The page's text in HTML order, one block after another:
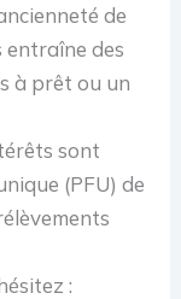
de
des
à prêt ou un
sont
(PFU) de
: